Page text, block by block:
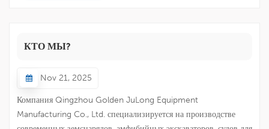
КТО МЫ?
Nov 21, 2025
Компания Qingzhou Golden JuLong Equipment
Manufacturing Co., Ltd. специализируется на производстве